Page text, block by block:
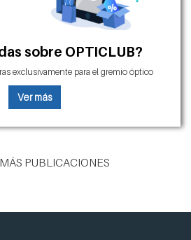
sobre OPTICLUB?
exclusivamente para el gremio óptico
Ver más
PUBLICACIONES